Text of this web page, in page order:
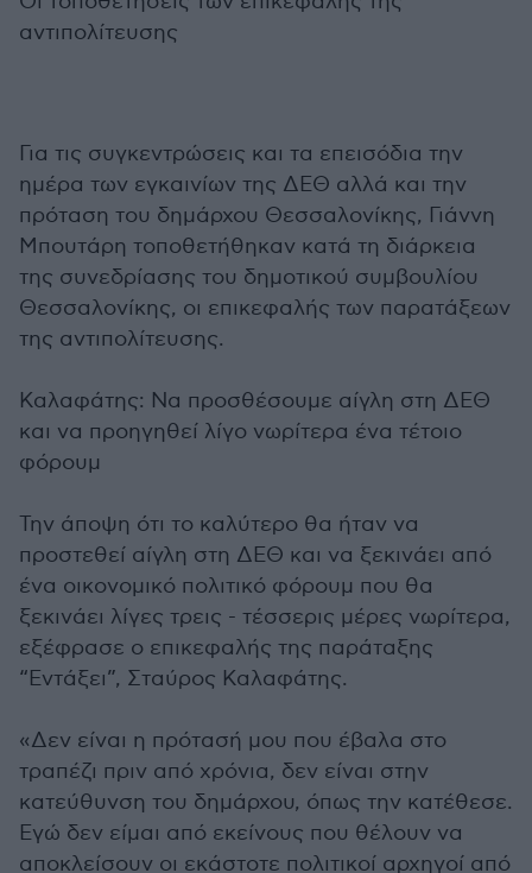
αντιπολίτευσης
Για τις συγκεντρώσεις και τα επεισόδια την
ημέρα των εγκαινίων της ΔΕΘ αλλά και την
πρόταση του δημάρχου Θεσσαλονίκης, Γιάννη
Μπουτάρη τοποθετήθηκαν κατά τη διάρκεια
της συνεδρίασης του δημοτικού συμβουλίου
Θεσσαλονίκης, οι επικεφαλής των παρατάξεων
της αντιπολίτευσης.
Καλαφάτης: Nα προσθέσουμε αίγλη στη ΔΕΘ
και να προηγηθεί λίγο νωρίτερα ένα τέτοιο
φόρουμ
Την άποψη ότι το καλύτερο θα ήταν να
προστεθεί αίγλη στη ΔΕΘ και να ξεκινάει από
ένα οικονομικό πολιτικό φόρουμ που θα
ξεκινάει λίγες τρεις - τέσσερις μέρες νωρίτερα,
εξέφρασε ο επικεφαλής της παράταξης
“Εντάξει”, Σταύρος Καλαφάτης.
«Δεν είναι η πρότασή μου που έβαλα στο
τραπέζι πριν από χρόνια, δεν είναι στην
κατεύθυνση του δημάρχου, όπως την κατέθεσε.
Εγώ δεν είμαι από εκείνους που θέλουν να
αποκλείσουν οι εκάστοτε πολιτικοί αρχηγοί από